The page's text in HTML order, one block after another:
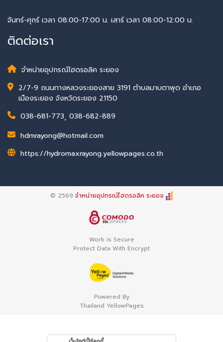
จันทร์-ศุกร์ เวลา 08:00-17:00 น. เสาร์ เวลา 08:00-12:00 น.
ติดต่อเรา
จำหน่ายอุปกรณ์ไฮดรอลิค ระยอง
2/7-9 ถนนทางหลวงระยองสาย 3191 ตำบลมาบตาพุด อำเภอ
เมืองระยอง จังหวัดระยอง 21150
038-681-773, 038-682-889
hdmrayong@hotmail.com
https://hydromaxrayong.yellowpages.co.th
© 2569 จำหน่ายอุปกรณ์ไฮดรอลิค ระยอง
Work is Secure
Protect Data With Encrypt
Powered By
Thailand YellowPages